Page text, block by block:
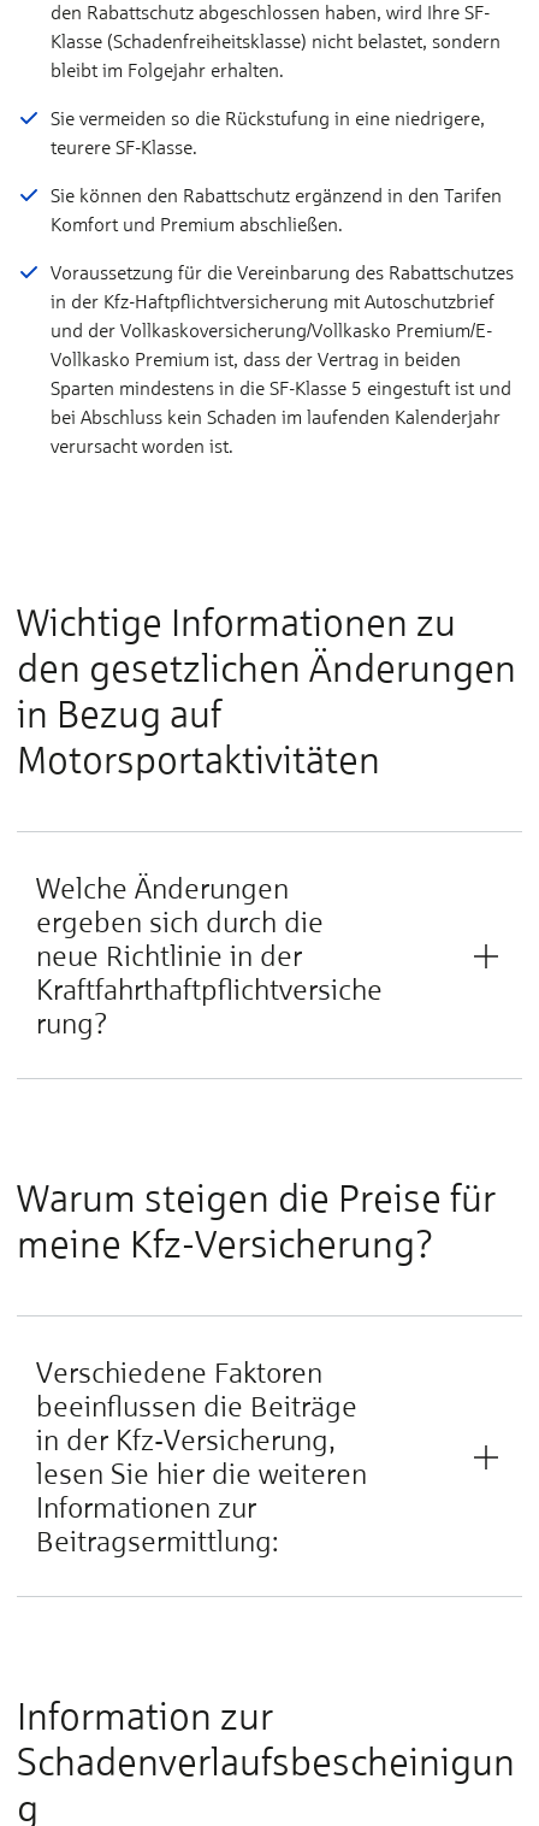
den Rabattschutz abgeschlossen haben, wird Ihre SF-
Klasse (Schadenfreiheitsklasse) nicht belastet, sondern
bleibt im Folgejahr erhalten.
Sie vermeiden so die Rückstufung in eine niedrigere,
teurere SF-Klasse.
Sie können den Rabattschutz ergänzend in den Tarifen
Komfort und Premium abschließen.
Voraussetzung für die Vereinbarung des Rabattschutzes
in der Kfz-Haftpflichtversicherung mit Autoschutzbrief
und der Vollkaskoversicherung/Vollkasko Premium/E-
Vollkasko Premium ist, dass der Vertrag in beiden
Sparten mindestens in die SF-Klasse 5 eingestuft ist und
bei Abschluss kein Schaden im laufenden Kalenderjahr
verursacht worden ist.
Wichtige Informationen zu
den gesetzlichen Änderungen
in Bezug auf
Motorsportaktivitäten
Welche Änderungen
ergeben sich durch die
neue Richtlinie in der
Kraftfahrthaftpflichtversiche
rung?
Warum steigen die Preise für
meine Kfz-Versicherung?
Verschiedene Faktoren
beeinflussen die Beiträge
in der Kfz-Versicherung,
lesen Sie hier die weiteren
Informationen zur
Beitragsermittlung:
Information zur
Schadenverlaufsbescheinigun
g